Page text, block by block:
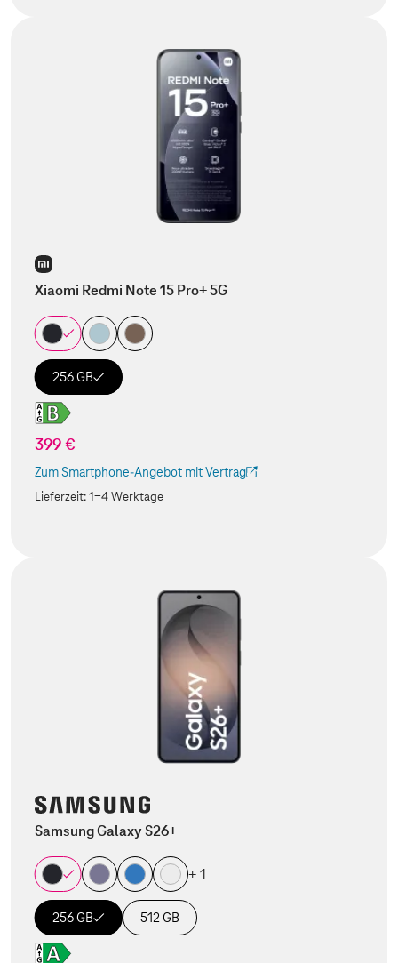
Xiaomi Redmi Note 15 Pro+ 5G
256 GB
399 €
Zum Smartphone-Angebot mit Vertrag
(Der Link wird in einem neuen Tab geöffnet)
Lieferzeit:1-4 Werktage
Samsung Galaxy S26+
+ 1
256 GB 512 GB